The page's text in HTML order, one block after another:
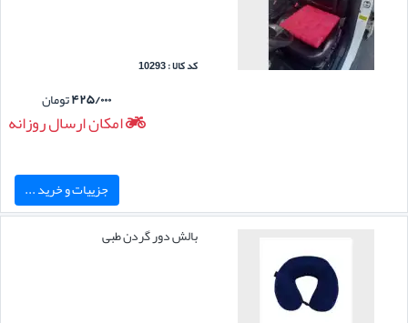
کد کالا : 10293
۴۲۵/۰۰۰تومان
امکان ارسال روزانه
جزییات و خرید ...
بالش دور گردن طبی